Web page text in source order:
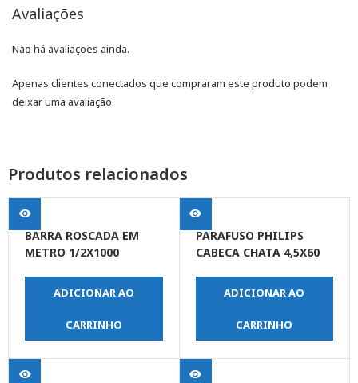
Avaliações
Não há avaliações ainda.
Apenas clientes conectados que compraram este produto podem
deixar uma avaliação.
Produtos relacionados
BARRA ROSCADA EM
METRO 1/2X1000
ADICIONAR AO
CARRINHO
PARAFUSO PHILIPS
CABECA CHATA 4,5X60
ADICIONAR AO
CARRINHO